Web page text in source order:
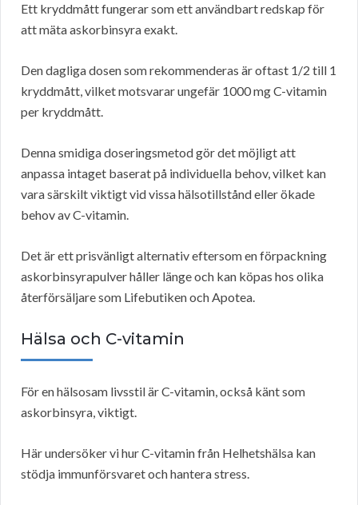
Ett kryddmått fungerar som ett användbart redskap för
att mäta askorbinsyra exakt.
Den dagliga dosen som rekommenderas är oftast 1/2 till 1
kryddmått, vilket motsvarar ungefär 1000 mg C-vitamin
per kryddmått.
Denna smidiga doseringsmetod gör det möjligt att
anpassa intaget baserat på individuella behov, vilket kan
vara särskilt viktigt vid vissa hälsotillstånd eller ökade
behov av C-vitamin.
Det är ett prisvänligt alternativ eftersom en förpackning
askorbinsyrapulver håller länge och kan köpas hos olika
återförsäljare som Lifebutiken och Apotea.
Hälsa och C-vitamin
För en hälsosam livsstil är C-vitamin, också känt som
askorbinsyra, viktigt.
Här undersöker vi hur C-vitamin från Helhetshälsa kan
stödja immunförsvaret och hantera stress.